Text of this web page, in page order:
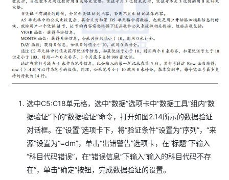
选中C5:C18单元格，选中“数据”选项卡中“数据工具”组内“数
据验证”下的“数据验证”命令，打开如图2.14所示的数据验证
对话框。在“设置”选项卡下，将“验证条件”设置为“序列”，“来
源”设置为“=dm”，单击“出错警告”选项卡，在“标题”下输入
“科目代码错误”，在“错误信息”下输入“输入的科目代码不存
在”，单击“确定”按钮，完成数据验证的设置。